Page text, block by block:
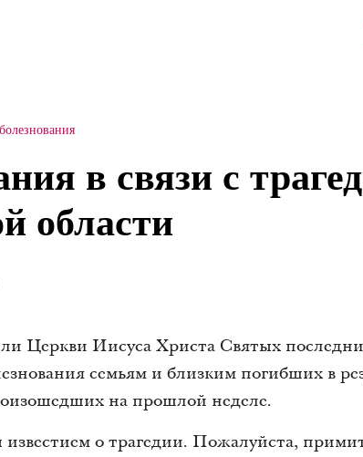
в связи с
области
Церкви Иисуса Христа Святых
семьям и близким погибших в
на прошлой неделе.
о трагедии. Пожалуйста,